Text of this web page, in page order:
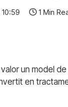
1 Min
un model
en